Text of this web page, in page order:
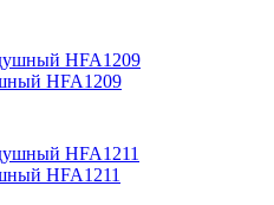
HFA1209
HFA1211